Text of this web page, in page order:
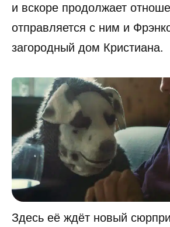
и вскоре продолжает
отправляется с ним и
загородный дом Кристиана.
Здесь её ждёт новый